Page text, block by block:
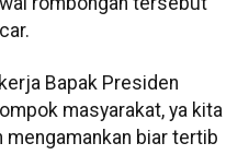
Bapak Presiden
masyarakat, ya kita
mengamankan biar tertib